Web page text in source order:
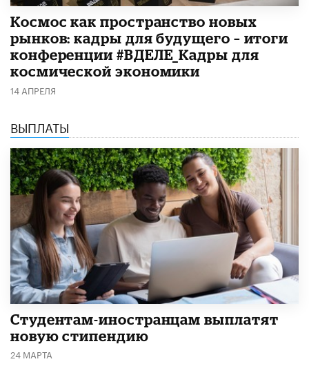
Космос как пространство новых
рынков: кадры для будущего – итоги
конференции #ВДЕЛЕ_Кадры для
космической экономики
14 АПРЕЛЯ
ВЫПЛАТЫ
Студентам-иностранцам выплатят
новую стипендию
24 МАРТА